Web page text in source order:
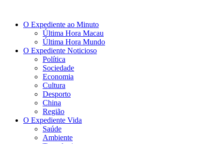
O Expediente ao Minuto
Última Hora Macau
Última Hora Mundo
O Expediente Noticioso
Política
Sociedade
Economia
Cultura
Desporto
China
Região
O Expediente Vida
Saúde
Ambiente